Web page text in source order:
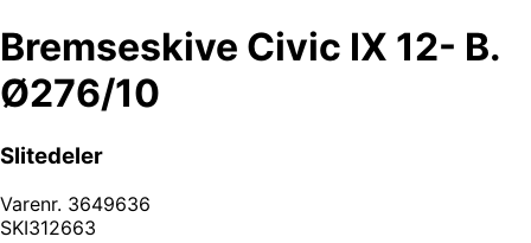
Bremseskive Civic IX 12- B.
Ø276/10
Slitedeler
Varenr. 3649636
SKI312663